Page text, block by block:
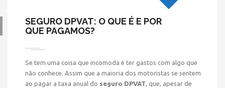
» SEGURO DPVAT: O QUE
É E POR QUE PAGAMOS?
SEGURO DPVAT: O QUE É E POR
QUE PAGAMOS?
Se tem uma coisa que incomoda é ter gastos com algo que
não conhece. Assim que a maioria dos motoristas se sentem
ao pagar a taxa anual do seguro DPVAT, que, apesar de